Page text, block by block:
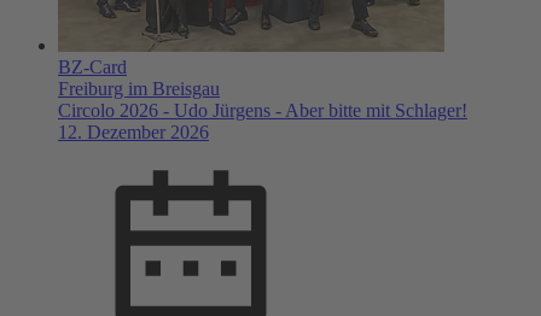
BZ-Card
Freiburg im Breisgau
Circolo 2026 - Udo Jürgens - Aber bitte mit Schlager!
12. Dezember 2026